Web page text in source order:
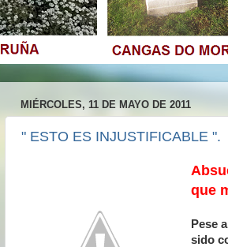
MIÉRCOLES, 11 DE MAYO DE 2011
" ESTO ES INJUSTIFICABLE ".
que
Pese
sido